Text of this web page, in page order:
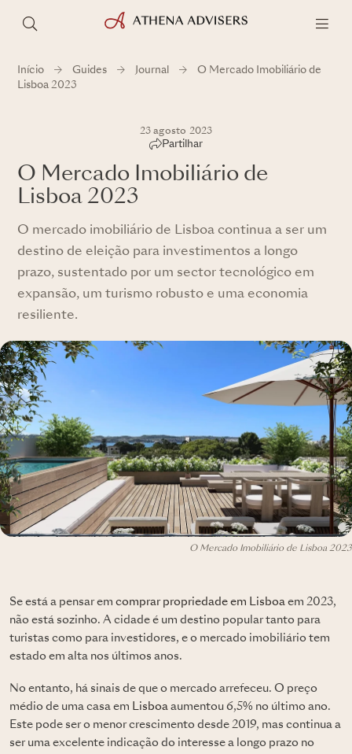
Início Guides Journal
O Mercado Imobiliário de
Lisboa 2023
23 agosto 2023
Partilhar
O Mercado Imobiliário de
Lisboa 2023
O mercado imobiliário de Lisboa continua a ser um
destino de eleição para investimentos a longo
prazo, sustentado por um sector tecnológico em
expansão, um turismo robusto e uma economia
resiliente.
O Mercado Imobiliário de Lisboa 2023
Se está a pensar em comprar propriedade em Lisboa em 2023,
não está sozinho. A cidade é um destino popular tanto para
turistas como para investidores, e o mercado imobiliário tem
estado em alta nos últimos anos.
No entanto, há sinais de que o mercado arrefeceu. O preço
médio de uma casa em Lisboa aumentou 6,5% no último ano.
Este pode ser o menor crescimento desde 2019, mas continua a
ser uma excelente indicação do interesse a longo prazo no